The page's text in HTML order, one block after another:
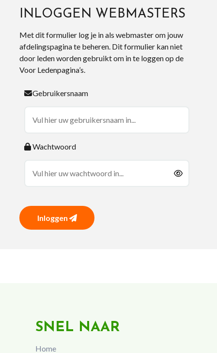
INLOGGEN WEBMASTERS
Met dit formulier log je in als webmaster om jouw
afdelingspagina te beheren. Dit formulier kan niet
door leden worden gebruikt om in te loggen op de
Voor Ledenpagina’s.
Gebruikersnaam
Wachtwoord
Inloggen
SNEL NAAR
Home